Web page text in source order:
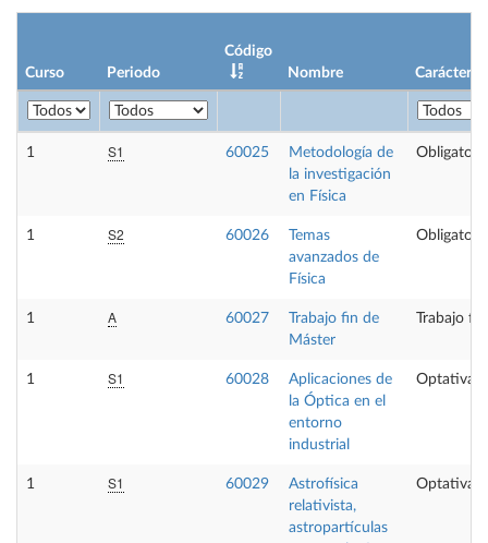
Curso Periodo
Código
Nombre
Carácter
1 S1 60025
Metodología de
la investigación
en Física
Obligatoria
1 S2 60026
Temas
avanzados de
Física
Obligatoria
1 A 60027
Trabajo fin de
Máster
Trabajo
1 S1 60028
Aplicaciones de
la Óptica en el
entorno
industrial
Optativa
1 S1 60029
Astrofísica
relativista,
astropartículas
Optativa